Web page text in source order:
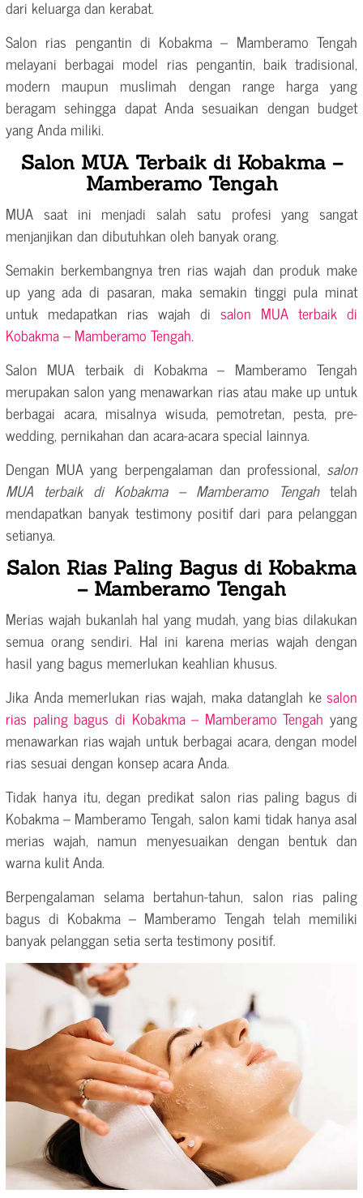
dari keluarga dan kerabat.
Salon rias pengantin di Kobakma – Mamberamo Tengah
melayani berbagai model rias pengantin, baik tradisional,
modern maupun muslimah dengan range harga yang
beragam sehingga dapat Anda sesuaikan dengan budget
yang Anda miliki.
Salon MUA Terbaik di Kobakma –
Mamberamo Tengah
MUA saat ini menjadi salah satu profesi yang sangat
menjanjikan dan dibutuhkan oleh banyak orang.
Semakin berkembangnya tren rias wajah dan produk make
up yang ada di pasaran, maka semakin tinggi pula minat
untuk medapatkan rias wajah di salon MUA terbaik di
Kobakma – Mamberamo Tengah.
Salon MUA terbaik di Kobakma – Mamberamo Tengah
merupakan salon yang menawarkan rias atau make up untuk
berbagai acara, misalnya wisuda, pemotretan, pesta, pre-
wedding, pernikahan dan acara-acara special lainnya.
Dengan MUA yang berpengalaman dan professional, salon
MUA terbaik di Kobakma – Mamberamo Tengahtelah
mendapatkan banyak testimony positif dari para pelanggan
setianya.
Salon Rias Paling Bagus di Kobakma
– Mamberamo Tengah
Merias wajah bukanlah hal yang mudah, yang bias dilakukan
semua orang sendiri. Hal ini karena merias wajah dengan
hasil yang bagus memerlukan keahlian khusus.
Jika Anda memerlukan rias wajah, maka datanglah ke salon
rias paling bagus di Kobakma – Mamberamo Tengah yang
menawarkan rias wajah untuk berbagai acara, dengan model
rias sesuai dengan konsep acara Anda.
Tidak hanya itu, degan predikat salon rias paling bagus di
Kobakma – Mamberamo Tengah, salon kami tidak hanya asal
merias wajah, namun menyesuaikan dengan bentuk dan
warna kulit Anda.
Berpengalaman selama bertahun-tahun, salon rias paling
bagus di Kobakma – Mamberamo Tengah telah memiliki
banyak pelanggan setia serta testimony positif.